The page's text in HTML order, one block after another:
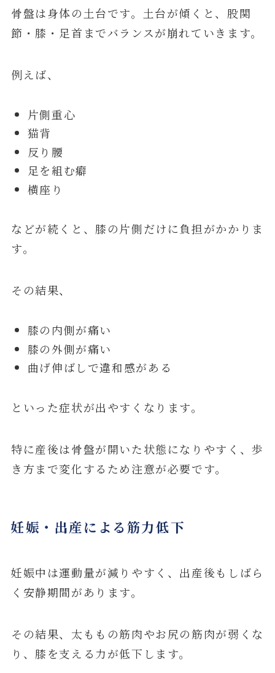
骨盤は身体の土台です。土台が傾くと、股関
節・膝・足首までバランスが崩れていきます。
例えば、
片側重心
猫背
反り腰
足を組む癖
横座り
などが続くと、膝の片側だけに負担がかかりま
す。
その結果、
膝の内側が痛い
膝の外側が痛い
曲げ伸ばしで違和感がある
といった症状が出やすくなります。
特に産後は骨盤が開いた状態になりやすく、歩
き方まで変化するため注意が必要です。
妊娠・出産による筋力低下
妊娠中は運動量が減りやすく、出産後もしばら
く安静期間があります。
その結果、太ももの筋肉やお尻の筋肉が弱くな
り、膝を支える力が低下します。